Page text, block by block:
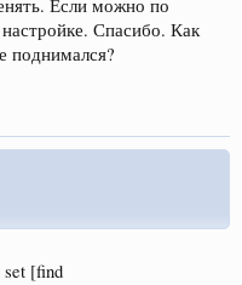
Если можно по
Спасибо. Как
поднимался?
set [find